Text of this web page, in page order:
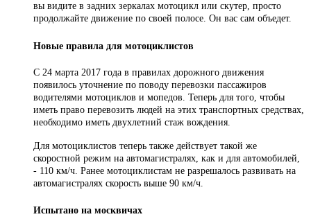
вы видите в задних зеркалах мотоцикл или скутер, просто
продолжайте движение по своей полосе. Он вас сам объедет.
Новые правила для мотоциклистов
С 24 марта 2017 года в правилах дорожного движения
появилось уточнение по поводу перевозки пассажиров
водителями мотоциклов и мопедов. Теперь для того, чтобы
иметь право перевозить людей на этих транспортных средствах,
необходимо иметь двухлетний стаж вождения.
Для мотоциклистов теперь также действует такой же
скоростной режим на автомагистралях, как и для автомобилей,
- 110 км/ч. Ранее мотоциклистам не разрешалось развивать на
автомагистралях скорость выше 90 км/ч.
Испытано на москвичах